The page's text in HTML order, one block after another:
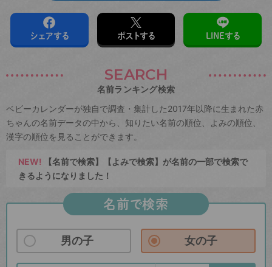
シェアする ポストする LINEする
SEARCH
名前ランキング検索
ベビーカレンダーが独自で調査・集計した2017年以降に生まれた赤
ちゃんの名前データの中から、知りたい名前の順位、よみの順位、
漢字の順位を見ることができます。
NEW! 【名前で検索】【よみで検索】が名前の一部で検索で
きるようになりました！
名前で検索
男の子 女の子